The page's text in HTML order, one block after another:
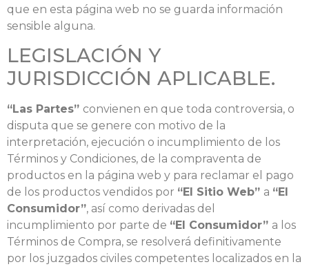
que en esta página web no se guarda información
sensible alguna.
LEGISLACIÓN Y
JURISDICCIÓN APLICABLE.
“Las Partes” convienen en que toda controversia, o
disputa que se genere con motivo de la
interpretación, ejecución o incumplimiento de los
Términos y Condiciones, de la compraventa de
productos en la página web y para reclamar el pago
de los productos vendidos por “El Sitio Web” a “El
Consumidor”, así como derivadas del
incumplimiento por parte de “El Consumidor” a los
Términos de Compra, se resolverá definitivamente
por los juzgados civiles competentes localizados en la